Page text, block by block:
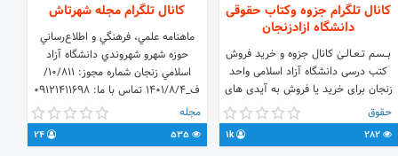
کانال تلگرام جزوه وکتاب حقوقی
دانشگاه ازادزنجان
بـــسـم تــعــالــیٰ کانال جزوه و خرید فروش
کتب درسی دانشگاه آزاد اسلامی واحد
زنجان برای خرید یا فروش به آیدی های
زیر پیام دهید @afrasil6132
@rana_1999sh @amirkarami1380
@Amir_h_bhr ادمین خرید و فروش
حقوق
282
1k
کانال تلگرام مجله شهرتاش
ماهنامه علمي، فرهنگي و اطلاع‌رساني
حوزه شهرو شهروندي دانشگاه آزاد
اسلامي زنجان شماره مجوز: ١٠/٨١١/
ف_١٤٠١/٨/٤ تماس با ما: ٠٩١٢١٤١١٦٩٨
نشاني اينترنتي: shahrtashi.irمجله
535
24